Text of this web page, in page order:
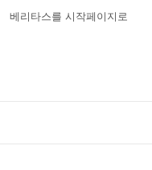
베리타스를 시작페이지로